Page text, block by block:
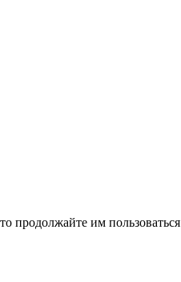
продолжайте им пользоваться